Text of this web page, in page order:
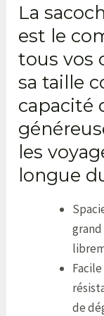
La
est le
tous vos
sa taille
capacité
les
longue
de